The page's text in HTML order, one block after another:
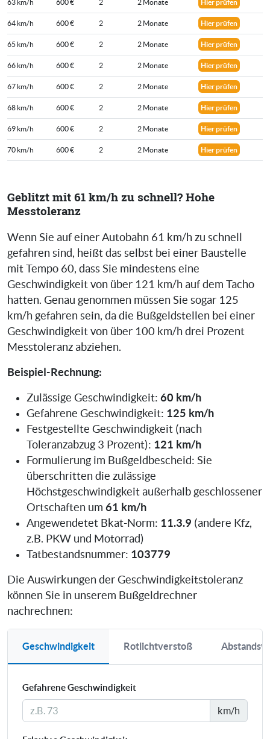
63 km/h 600 € 2 2 Monate Hier prüfen
64 km/h 600 € 2 2 Monate Hier prüfen
65 km/h 600 € 2 2 Monate Hier prüfen
66 km/h 600 € 2 2 Monate Hier prüfen
67 km/h 600 € 2 2 Monate Hier prüfen
68 km/h 600 € 2 2 Monate Hier prüfen
69 km/h 600 € 2 2 Monate Hier prüfen
70 km/h 600 € 2 2 Monate Hier prüfen
Geblitzt mit 61 km/h zu schnell? Hohe
Messtoleranz
Wenn Sie auf einer Autobahn 61 km/h zu schnell
gefahren sind, heißt das selbst bei einer Baustelle
mit Tempo 60, dass Sie mindestens eine
Geschwindigkeit von über 121 km/h auf dem Tacho
hatten. Genau genommen müssen Sie sogar 125
km/h gefahren sein, da die Bußgeldstellen bei einer
Geschwindigkeit von über 100 km/h drei Prozent
Messtoleranz abziehen.
Beispiel-Rechnung:
Zulässige Geschwindigkeit: 60 km/h
Gefahrene Geschwindigkeit: 125 km/h
Festgestellte Geschwindigkeit (nach
Toleranzabzug 3 Prozent): 121 km/h
Formulierung im Bußgeldbescheid: Sie
überschritten die zulässige
Höchstgeschwindigkeit außerhalb geschlossener
Ortschaften um 61 km/h
Angewendetet Bkat-Norm: 11.3.9 (andere Kfz,
z.B. PKW und Motorrad)
Tatbestandsnummer: 103779
Die Auswirkungen der Geschwindigkeitstoleranz
können Sie in unserem Bußgeldrechner
nachrechnen:
Geschwindigkeit Rotlichtverstoß
Gefahrene Geschwindigkeit
km/h